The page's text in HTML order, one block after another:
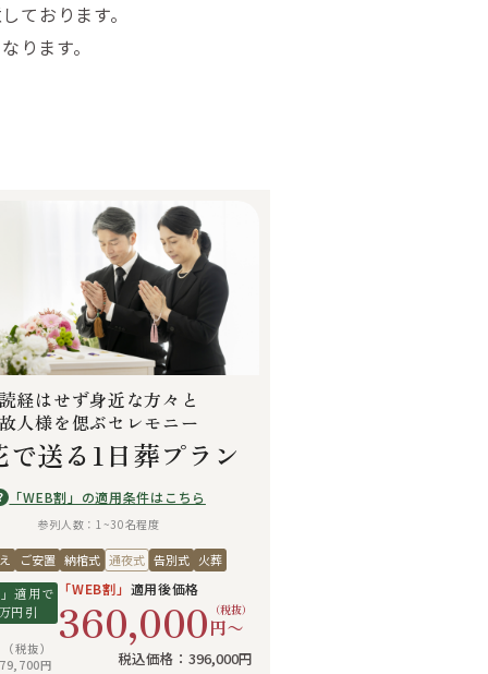
ております。
ります。
経はせず身近な方々と
人様を偲ぶセレモニー
で送る1日葬プラン
「WEB割」の適用条件はこちら
参列人数：1~30名程度
ご安置 納棺式 通夜式 告別式 火葬
適用で
円引
税抜）
円
「WEB割」 適用後価格
360,000 （税抜）
円〜
税込価格：396,000円